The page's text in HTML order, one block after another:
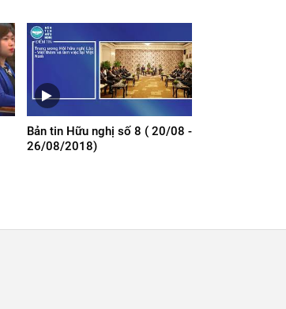
Bản tin Hữu nghị số 8 ( 20/08 -
26/08/2018)